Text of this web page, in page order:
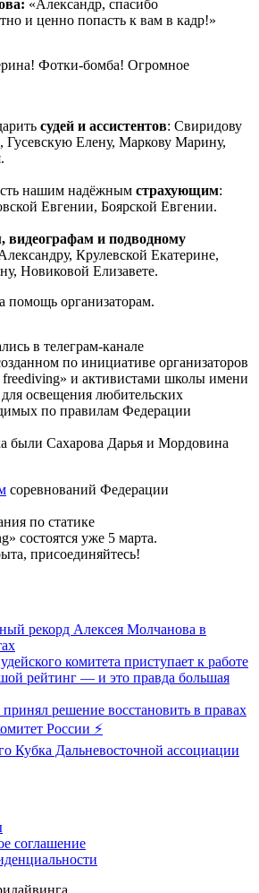
«Александр, спасибо
и ценно попасть к вам в кадр!»
Фотки-бомба! Огромное
судей и ассистентов: Свиридову
Гусевскую Елену, Маркову Марину,
нашим надёжным страхующим:
Евгении, Боярской Евгении.
видеографам и подводному
Крулевской Екатерине,
Новиковой Елизавете.
помощь организаторам.
в телеграм-канале
по инициативе организаторов
и активистами школы имени
освещения любительских
по правилам Федерации
были Сахарова Дарья и Мордовина
соревнований Федерации
по статике
состоятся уже 5 марта.
присоединяйтесь!
рекорд Алексея Молчанова в
комитета приступает к работе
рейтинг — и это правда большая
решение восстановить в правах
России ⚡️
Кубка Дальневосточной ассоциации
соглашение